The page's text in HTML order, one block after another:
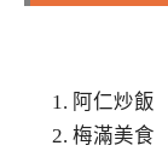
阿仁炒飯
梅滿美食